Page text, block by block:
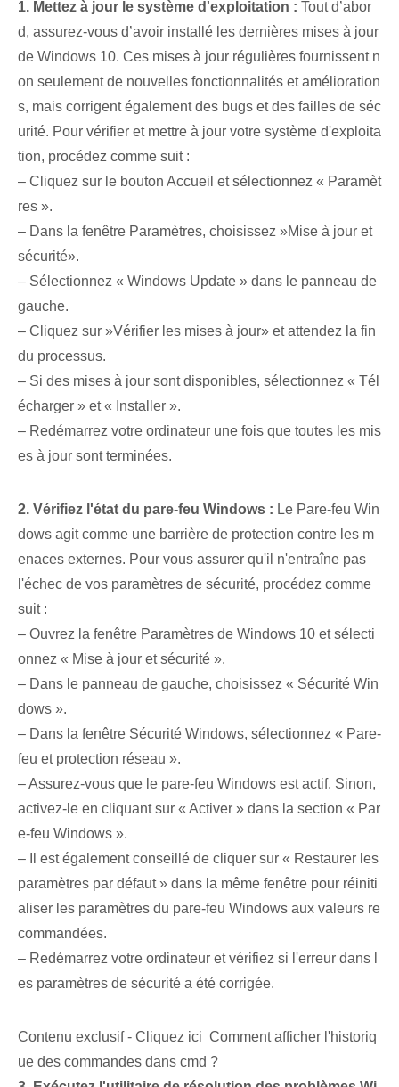
1. Mettez à jour le système d'exploitation : Tout d’abor
d, assurez-vous d’avoir installé les dernières mises à jour
de Windows 10. Ces mises à jour régulières fournissent n
on seulement de nouvelles fonctionnalités et amélioration
s, mais corrigent également des bugs et des failles de séc
urité. Pour vérifier et mettre à jour votre système d'exploita
tion, procédez comme suit :
– Cliquez sur le bouton Accueil et sélectionnez « Paramèt
res ».
– Dans la fenêtre Paramètres, choisissez ‌»Mise à jour et
sécurité».
– Sélectionnez « Windows⁢ Update » dans le panneau de
gauche.
– ‍Cliquez sur ⁤»Vérifier les mises à jour» et attendez la fin
du processus.
– Si des mises à jour sont disponibles, sélectionnez « Tél
écharger »⁣ et « Installer ».
– Redémarrez votre ordinateur une fois que toutes les mis
es à jour sont terminées.
2. Vérifiez l'état du pare-feu Windows : Le Pare-feu Win
dows agit comme une barrière de protection contre les m
enaces externes. Pour vous assurer qu'il n'entraîne pas
l'échec de vos paramètres de sécurité, procédez comme
suit :
– Ouvrez la fenêtre Paramètres de Windows 10 et sélecti
onnez « Mise à jour⁢ et sécurité ».
– Dans le panneau de gauche, choisissez « Sécurité Win
dows ».
– Dans la fenêtre Sécurité Windows, sélectionnez « Pare-
feu et protection réseau ».
– Assurez-vous que le pare-feu Windows est actif. Sinon,
activez-le en cliquant sur « Activer » dans la section « Par
e-feu Windows ».
– Il est également conseillé de cliquer sur « Restaurer les
paramètres par défaut » dans la même fenêtre pour réiniti
aliser les paramètres du pare-feu Windows aux valeurs re
commandées.
– Redémarrez votre ordinateur et vérifiez si l'erreur dans l
es paramètres de sécurité a été corrigée.
Contenu exclusif - Cliquez ici Comment afficher l'historiq
ue des commandes dans cmd ?